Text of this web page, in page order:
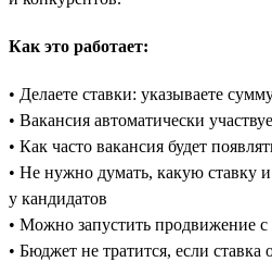
Как это работает:
• Делаете ставки: указываете
• Вакансия автоматически
• Как часто вакансия будет
• Не нужно думать, какую ставку
у кандидатов
• Можно запустить продвижение
• Бюджет не тратится, если